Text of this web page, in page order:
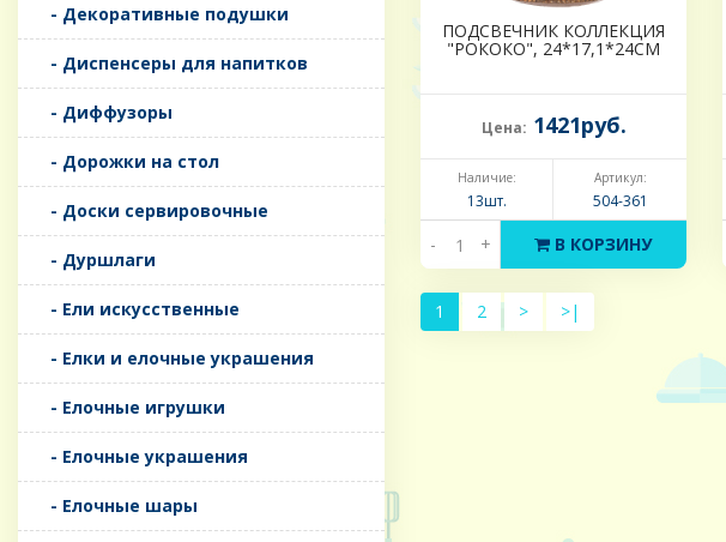
- Декоративные подушки
- Диспенсеры для напитков
- Диффузоры
- Дорожки на стол
- Доски сервировочные
- Дуршлаги
- Ели искусственные
- Елки и елочные украшения
- Елочные игрушки
- Елочные украшения
- Елочные шары
ПОДСВЕЧНИК КОЛЛЕКЦИЯ
"РОКОКО", 24*17,1*24CM
Цена: 1421руб.
Наличие:
13шт.
Артикул:
504-361
- + В КОРЗИНУ
1 2 > >|